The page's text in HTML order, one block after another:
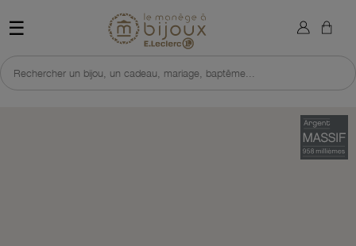
☰ Retour à l'accueil du site
Rechercher un bijou, un cadeau, mariage, baptême...
×